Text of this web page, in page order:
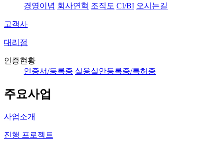
경영이념 회사연혁 조직도 CI/BI 오시는길
고객사
대리점
인증현황
인증서/등록증 실용실안등록증/특허증
주요사업
사업소개
진행 프로젝트